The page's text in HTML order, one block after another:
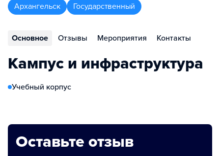
Архангельск Государственный
Основное Отзывы Мероприятия Контакты
Кампус и инфраструктура
Учебный корпус
Оставьте отзыв